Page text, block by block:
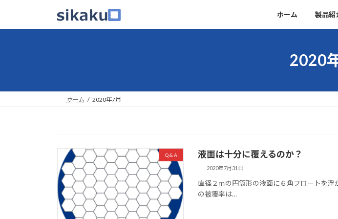
テ
ゲ
ホーム 製品紹
2020
ホーム 2020年7月
Q & A 液面は十分に覆えるのか？
2020年7月31日
直径２ｍの円筒形の液面に６角フロートを浮
の被覆率は…